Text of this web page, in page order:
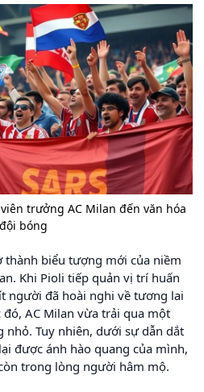
trưởng AC Milan đến văn hóa
đội bóng
thành biểu tượng mới của niềm
Khi Pioli tiếp quản vị trí huấn
người đã hoài nghi về tương lai
AC Milan vừa trải qua một
nhỏ. Tuy nhiên, dưới sự dẫn dắt
được ánh hào quang của mình,
trong lòng người hâm mộ.